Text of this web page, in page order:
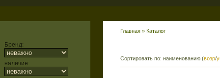
Бренд:
наличие:
Главная » Каталог
Сортировать по: наименованию (возр/